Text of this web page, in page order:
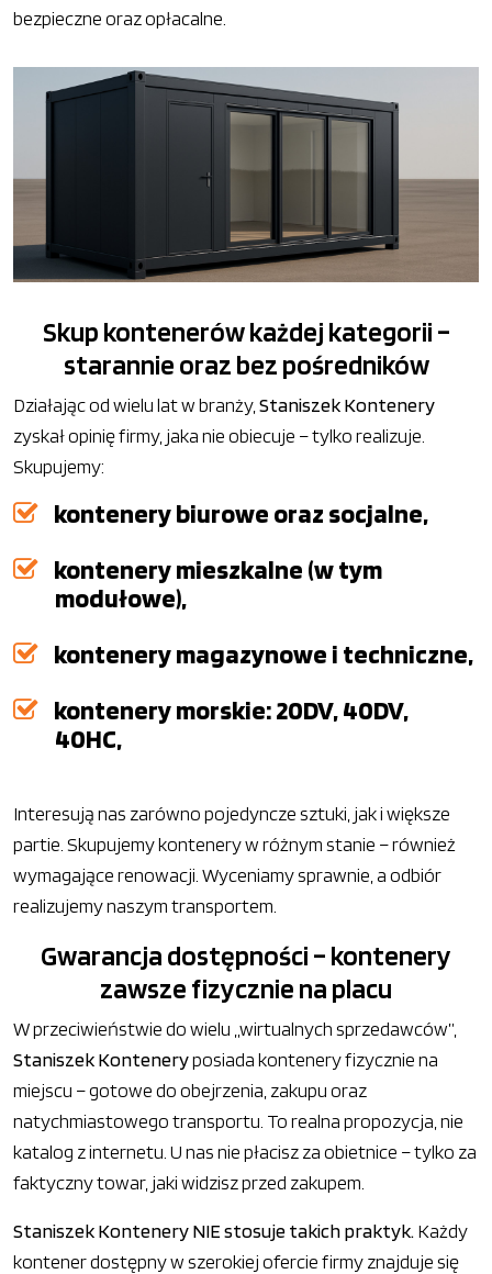
bezpieczne oraz opłacalne.
Skup kontenerów każdej kategorii –
starannie oraz bez pośredników
Działając od wielu lat w branży, Staniszek Kontenery
zyskał opinię firmy, jaka nie obiecuje – tylko realizuje.
Skupujemy:
kontenery biurowe oraz socjalne,
kontenery mieszkalne (w tym
modułowe),
kontenery magazynowe i techniczne,
kontenery morskie: 20DV, 40DV,
40HC,
Interesują nas zarówno pojedyncze sztuki, jak i większe
partie. Skupujemy kontenery w różnym stanie – również
wymagające renowacji. Wyceniamy sprawnie, a odbiór
realizujemy naszym transportem.
Gwarancja dostępności – kontenery
zawsze fizycznie na placu
W przeciwieństwie do wielu „wirtualnych sprzedawców”,
Staniszek Konteneryposiada kontenery fizycznie na
miejscu – gotowe do obejrzenia, zakupu oraz
natychmiastowego transportu. To realna propozycja, nie
katalog z internetu. U nas nie płacisz za obietnice – tylko za
faktyczny towar, jaki widzisz przed zakupem.
Staniszek Kontenery NIE stosuje takich praktyk. Każdy
kontener dostępny w szerokiej ofercie firmy znajduje się